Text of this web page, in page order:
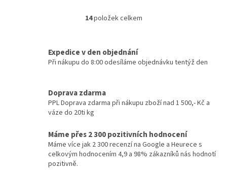
O
á
d
p
r
y
v
ý
14položek celkem
Expedice v den objednání
Při nákupu do 8:00 odesíláme objednávku tentýž den
Doprava zdarma
PPL Doprava zdarma při nákupu zboží nad 1 500,- Kč a
váze do 20ti kg
Máme přes 2 300 pozitivních hodnocení
Máme více jak 2 300 recenzí na Google a Heurece s
celkovým hodnocením 4,9 a 98% zákazníků nás hodnotí
pozitivně.